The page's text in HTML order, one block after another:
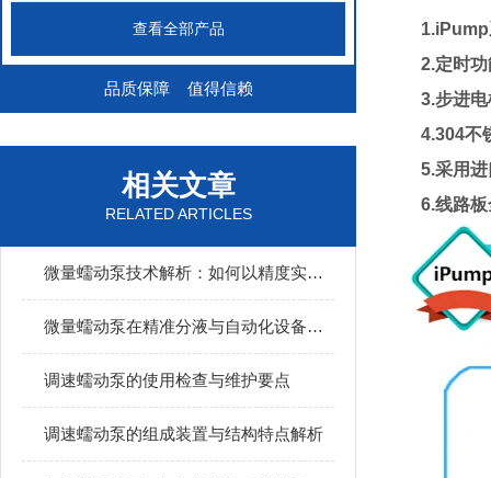
查看全部产品
品质保障 值得信赖
相关文章
RELATED ARTICLES
微量蠕动泵技术解析：如何以精度实现无交叉污染的流体传输？
微量蠕动泵在精准分液与自动化设备中的核心应用
调速蠕动泵的使用检查与维护要点
调速蠕动泵的组成装置与结构特点解析
1.iPump
2.定时功
3.步进电
4.304不
5.采用进
6.线路板